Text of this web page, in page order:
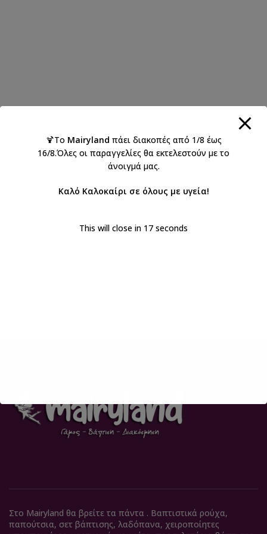
Στο Mairyland θα βρείτε τα πάντα . Βαπτιστικά ρούχα,
παπούτσια, σετ βάπτισης, λαδόπανα, χειροποίητες
🍹Το Mairyland πάει διακοπές από 1/8 έως
16/8.Όλες οι παραγγελίες θα εκτελεστούν με το
άνοιγμά μας.
Καλό Καλοκαίρι σε όλους με υγεία!
This will close in 16 seconds